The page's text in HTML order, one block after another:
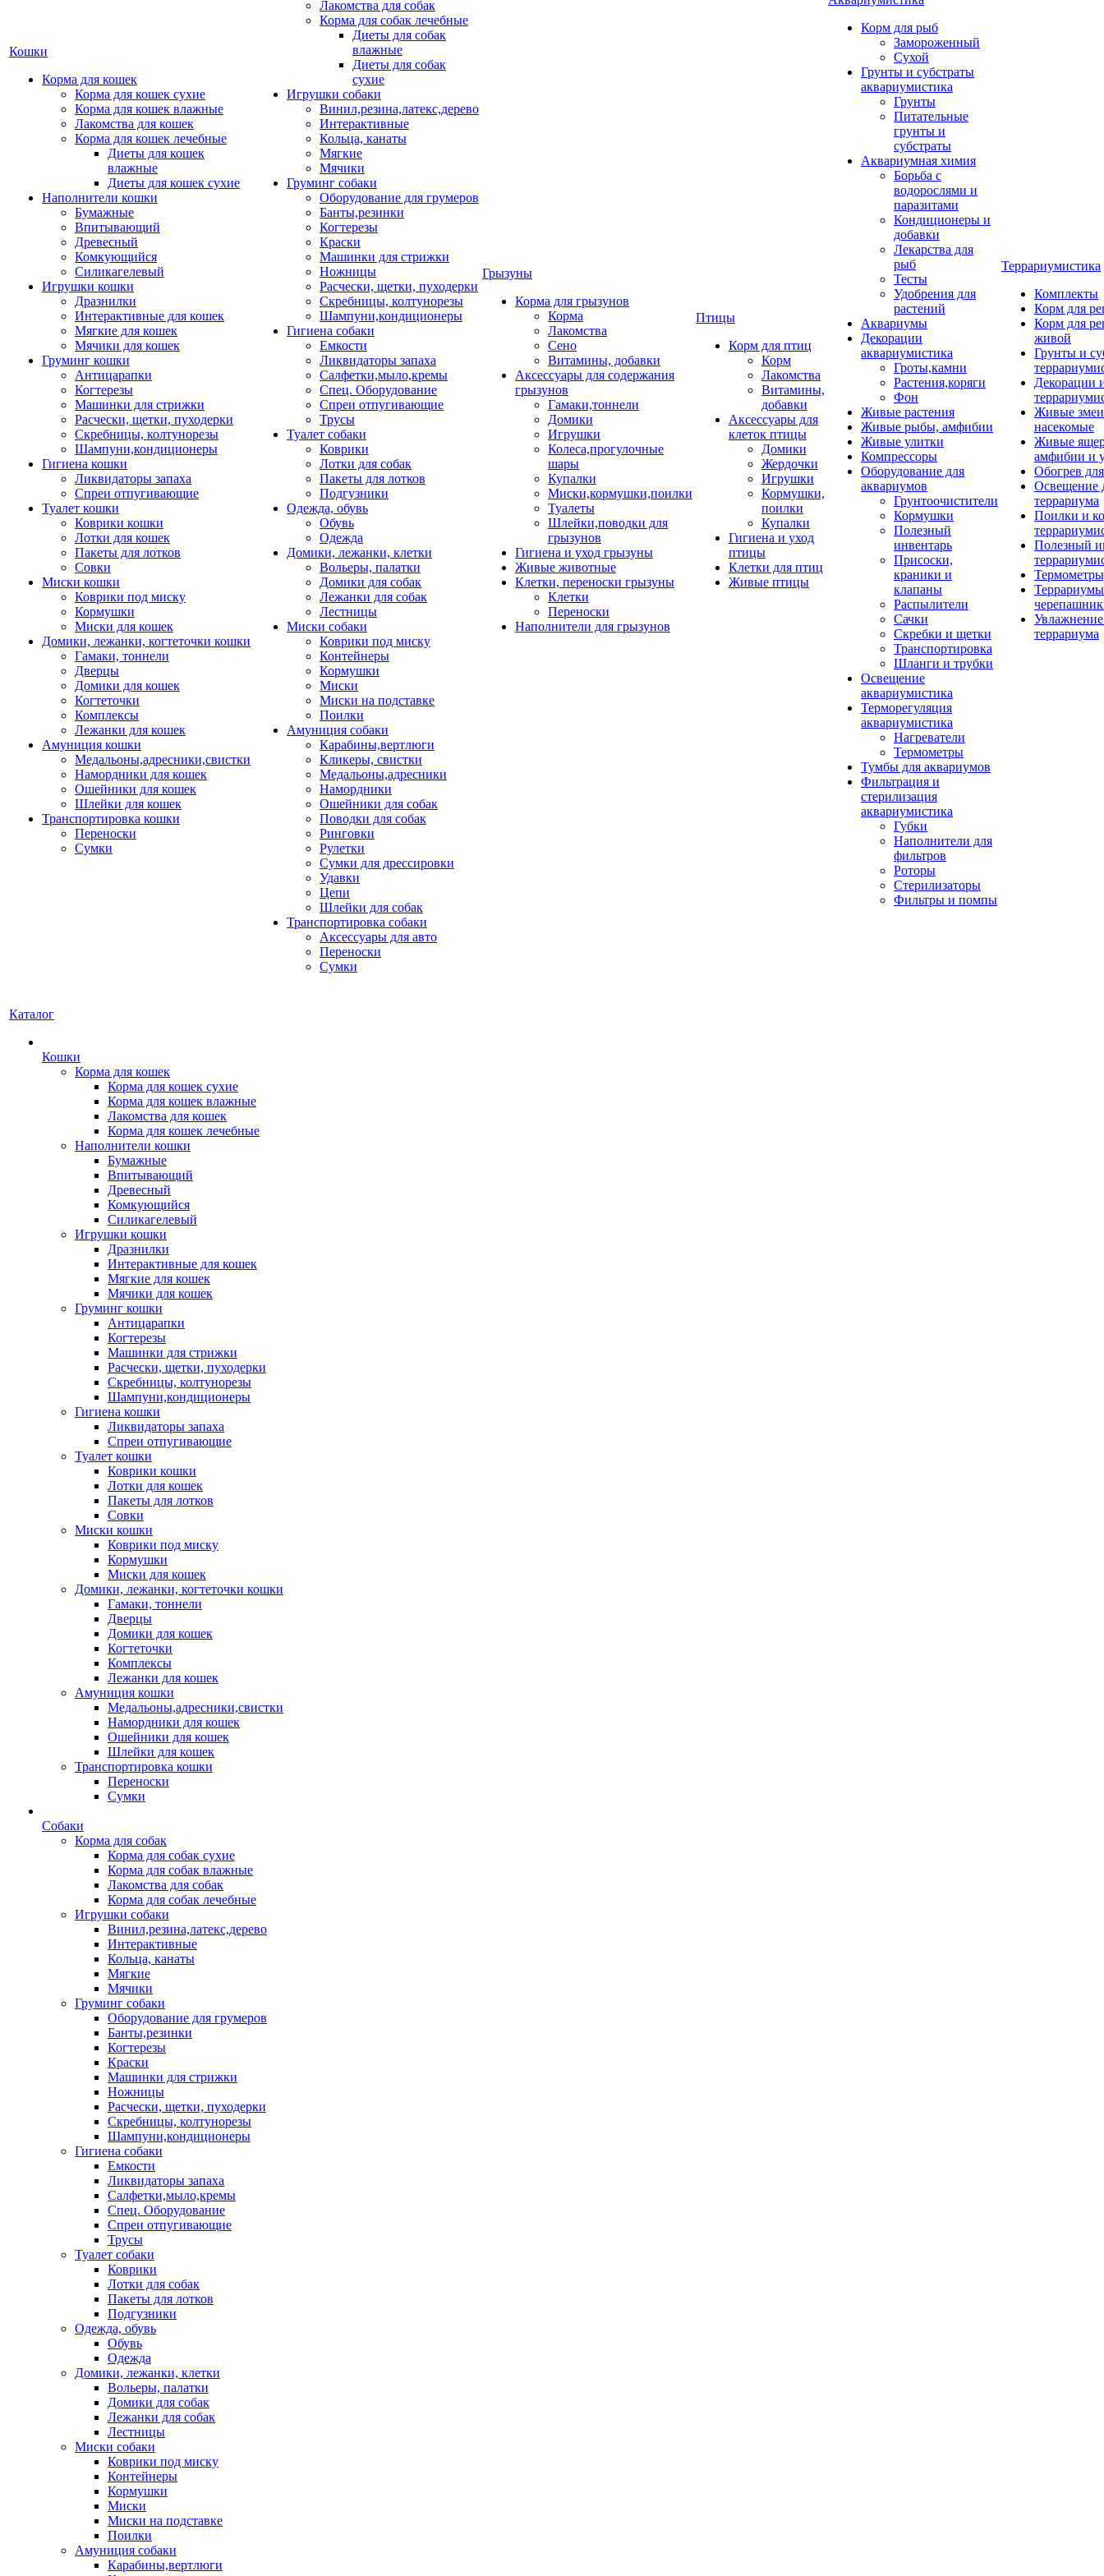
Кошки
Корма для кошек
Корма для кошек сухие
Корма для кошек влажные
Лакомства для кошек
Корма для кошек лечебные
Диеты для кошек
влажные
Диеты для кошек сухие
Наполнители кошки
Бумажные
Впитывающий
Древесный
Комкующийся
Силикагелевый
Игрушки кошки
Дразнилки
Интерактивные для кошек
Мягкие для кошек
Мячики для кошек
Груминг кошки
Антицарапки
Когтерезы
Машинки для стрижки
Расчески, щетки, пуходерки
Скребницы, колтунорезы
Шампуни,кондиционеры
Гигиена кошки
Ликвидаторы запаха
Спреи отпугивающие
Туалет кошки
Коврики кошки
Лотки для кошек
Пакеты для лотков
Совки
Миски кошки
Коврики под миску
Кормушки
Миски для кошек
Домики, лежанки, когтеточки кошки
Гамаки, тоннели
Дверцы
Домики для кошек
Когтеточки
Комплексы
Лежанки для кошек
Амуниция кошки
Медальоны,адресники,свистки
Намордники для кошек
Ошейники для кошек
Шлейки для кошек
Транспортировка кошки
Переноски
Сумки
Лакомства для собак
Корма для собак лечебные
Диеты для собак
влажные
Диеты для собак
сухие
Игрушки собаки
Винил,резина,латекс,дерево
Интерактивные
Кольца, канаты
Мягкие
Мячики
Груминг собаки
Оборудование для грумеров
Банты,резинки
Когтерезы
Краски
Машинки для стрижки
Ножницы
Расчески, щетки, пуходерки
Скребницы, колтунорезы
Шампуни,кондиционеры
Гигиена собаки
Емкости
Ликвидаторы запаха
Салфетки,мыло,кремы
Спец. Оборудование
Спреи отпугивающие
Трусы
Туалет собаки
Коврики
Лотки для собак
Пакеты для лотков
Подгузники
Одежда, обувь
Обувь
Одежда
Домики, лежанки, клетки
Вольеры, палатки
Домики для собак
Лежанки для собак
Лестницы
Миски собаки
Коврики под миску
Контейнеры
Кормушки
Миски
Миски на подставке
Поилки
Амуниция собаки
Карабины,вертлюги
Кликеры, свистки
Медальоны,адресники
Намордники
Ошейники для собак
Поводки для собак
Ринговки
Рулетки
Сумки для дрессировки
Удавки
Цепи
Шлейки для собак
Транспортировка собаки
Аксессуары для авто
Переноски
Сумки
Грызуны
Корма для грызунов
Корма
Лакомства
Сено
Витамины, добавки
Аксессуары для содержания
грызунов
Гамаки,тоннели
Домики
Игрушки
Колеса,прогулочные
шары
Купалки
Миски,кормушки,поилки
Туалеты
Шлейки,поводки для
грызунов
Гигиена и уход грызуны
Живые животные
Клетки, переноски грызуны
Клетки
Переноски
Наполнители для грызунов
Птицы
Корм для птиц
Корм
Лакомства
Витамины,
добавки
Аксессуары для
клеток птицы
Домики
Жердочки
Игрушки
Кормушки,
поилки
Купалки
Гигиена и уход
птицы
Клетки для птиц
Живые птицы
Корм для рыб
Замороженный
Сухой
Грунты и субстраты
аквариумистика
Грунты
Питательные
грунты и
субстраты
Аквариумная химия
Борьба с
водорослями и
паразитами
Кондиционеры и
добавки
Лекарства для
рыб
Тесты
Удобрения для
растений
Аквариумы
Декорации
аквариумистика
Гроты,камни
Растения,коряги
Фон
Живые растения
Живые рыбы, амфибии
Живые улитки
Компрессоры
Оборудование для
аквариумов
Грунтоочистители
Кормушки
Полезный
инвентарь
Присоски,
краники и
клапаны
Распылители
Сачки
Скребки и щетки
Транспортировка
Шланги и трубки
Освещение
аквариумистика
Терморегуляция
аквариумистика
Нагреватели
Термометры
Тумбы для аквариумов
Фильтрация и
стерилизация
аквариумистика
Губки
Наполнители для
фильтров
Роторы
Стерилизаторы
Фильтры и помпы
Террариумистика
Комплекты
Корм для
Корм для
живой
Грунты и
Декорации
Живые
насекомые
Живые
амфибии и
Обогрев
Освещение
террариума
Поилки и
Полезный
террариума
Каталог
Кошки
Корма для кошек
Корма для кошек сухие
Корма для кошек влажные
Лакомства для кошек
Корма для кошек лечебные
Наполнители кошки
Бумажные
Впитывающий
Древесный
Комкующийся
Силикагелевый
Игрушки кошки
Дразнилки
Интерактивные для кошек
Мягкие для кошек
Мячики для кошек
Груминг кошки
Антицарапки
Когтерезы
Машинки для стрижки
Расчески, щетки, пуходерки
Скребницы, колтунорезы
Шампуни,кондиционеры
Гигиена кошки
Ликвидаторы запаха
Спреи отпугивающие
Туалет кошки
Коврики кошки
Лотки для кошек
Пакеты для лотков
Совки
Миски кошки
Коврики под миску
Кормушки
Миски для кошек
Домики, лежанки, когтеточки кошки
Гамаки, тоннели
Дверцы
Домики для кошек
Когтеточки
Комплексы
Лежанки для кошек
Амуниция кошки
Медальоны,адресники,свистки
Намордники для кошек
Ошейники для кошек
Шлейки для кошек
Транспортировка кошки
Переноски
Сумки
Собаки
Корма для собак
Корма для собак сухие
Корма для собак влажные
Лакомства для собак
Корма для собак лечебные
Игрушки собаки
Винил,резина,латекс,дерево
Интерактивные
Кольца, канаты
Мягкие
Мячики
Груминг собаки
Оборудование для грумеров
Банты,резинки
Когтерезы
Краски
Машинки для стрижки
Ножницы
Расчески, щетки, пуходерки
Скребницы, колтунорезы
Шампуни,кондиционеры
Гигиена собаки
Емкости
Ликвидаторы запаха
Салфетки,мыло,кремы
Спец. Оборудование
Спреи отпугивающие
Трусы
Туалет собаки
Коврики
Лотки для собак
Пакеты для лотков
Подгузники
Одежда, обувь
Обувь
Одежда
Домики, лежанки, клетки
Вольеры, палатки
Домики для собак
Лежанки для собак
Лестницы
Миски собаки
Коврики под миску
Контейнеры
Кормушки
Миски
Миски на подставке
Поилки
Амуниция собаки
Карабины,вертлюги